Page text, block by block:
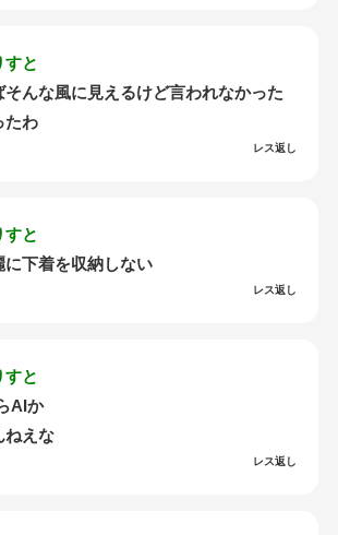
すと
んな風に見えるけど言われなかった
たわ
レス返し
すと
に下着を収納しない
レス返し
すと
AIか
ねえな
レス返し